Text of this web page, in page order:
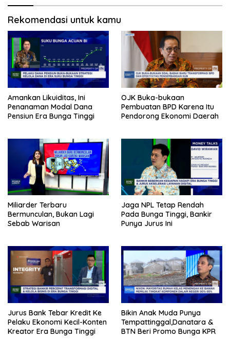
Rekomendasi untuk kamu
Amankan Likuiditas, Ini
Penanaman Modal Dana
Pensiun Era Bunga Tinggi
OJK Buka-bukaan
Pembuatan BPD Karena Itu
Pendorong Ekonomi Daerah
Miliarder Terbaru
Bermunculan, Bukan Lagi
Sebab Warisan
Jaga NPL Tetap Rendah
Pada Bunga Tinggi, Bankir
Punya Jurus Ini
Jurus Bank Tebar Kredit Ke
Pelaku Ekonomi Kecil-Konten
Kreator Era Bunga Tinggi
Bikin Anak Muda Punya
Tempattinggal,Danatara &
BTN Beri Promo Bunga KPR